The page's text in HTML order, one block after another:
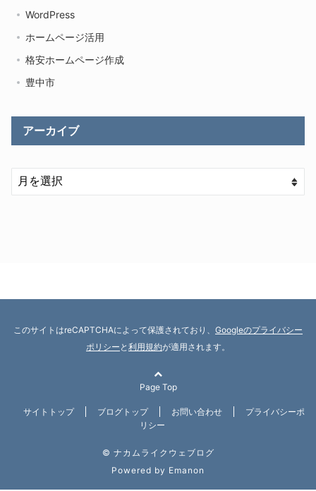
WordPress
ホームページ活用
格安ホームページ作成
豊中市
アーカイブ
このサイトはreCAPTCHAによって保護されており、 Googleのプライバシー
ポリシー と 利用規約が適用されます。
Page Top
サイトトップ ブログトップ お問い合わせ
プライバシーポ
リシー
© ナカムライクウェブログ
Powered by Emanon